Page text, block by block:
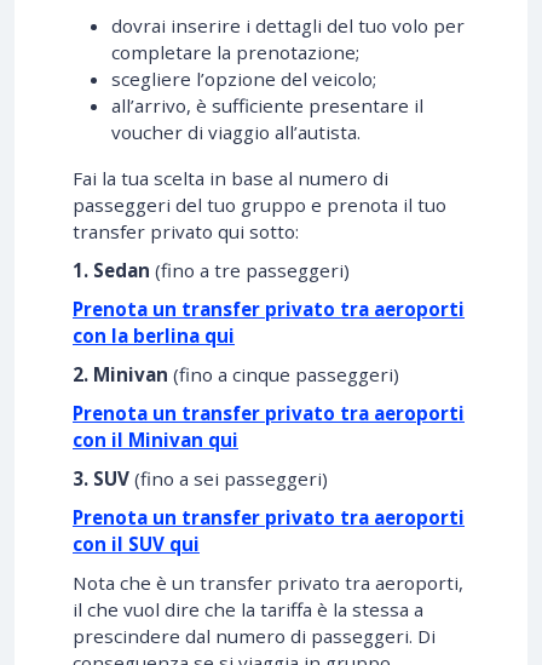
dovrai inserire i dettagli del tuo volo per
completare la prenotazione;
scegliere l’opzione del veicolo;
all’arrivo, è sufficiente presentare il
voucher di viaggio all’autista.
Fai la tua scelta in base al numero di
passeggeri del tuo gruppo e prenota il tuo
transfer privato qui sotto:
1. Sedan (fino a tre passeggeri)
Prenota un transfer privato tra aeroporti
con la berlina qui
2. Minivan (fino a cinque passeggeri)
Prenota un transfer privato tra aeroporti
con il Minivan qui
3. SUV (fino a sei passeggeri)
Prenota un transfer privato tra aeroporti
con il SUV qui
Nota che è un transfer privato tra aeroporti,
il che vuol dire che la tariffa è la stessa a
prescindere dal numero di passeggeri. Di